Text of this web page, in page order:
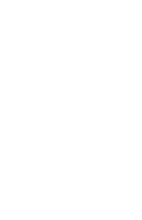
medicatia